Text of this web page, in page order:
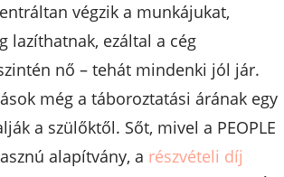
végzik a munkájukat,
lazíthatnak, ezáltal a cég
nő – tehát mindenki jól jár.
még a táboroztatási árának egy
a szülőktől. Sőt, mivel a PEOPLE
alapítvány, a részvételi díj